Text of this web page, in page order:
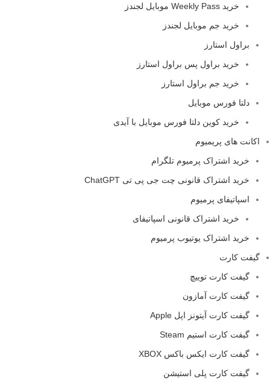
خرید Weekly Pass موبایل لجندز
خرید جم موبایل لجندز
براول استارز
خرید براول پس براول استارز
خرید جم براول استارز
دلتا فورس موبایل
خرید کوین دلتا فورس موبایل با آیدی
اکانت های پریمیوم
خرید اشتراک پرمیوم تلگرام
خرید اشتراک قانونی چت جی پی تی ChatGPT
اسپاتیفای پرمیوم
خرید اشتراک قانونی اسپاتیفای
خرید اشتراک یوتیوب پرمیوم
گیفت کارت
گیفت کارت توییچ
گیفت کارت آمازون
گیفت کارت آیتونز اپل Apple
گیفت کارت استیم Steam
گیفت کارت ایکس باکس XBOX
گیفت کارت پلی استیشن